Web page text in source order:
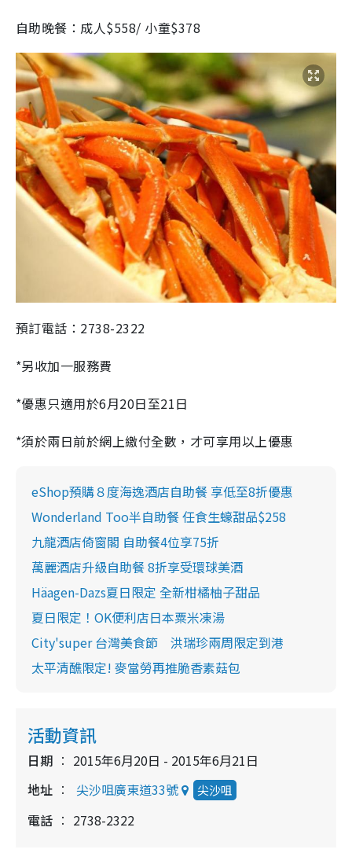
自助晚餐：成人$558/ 小童$378
預訂電話：2738-2322
*另收加一服務費
*優惠只適用於6月20日至21日
*須於兩日前於網上繳付全數，才可享用以上優惠
eShop預購８度海逸酒店自助餐 享低至8折優惠
Wonderland Too半自助餐 任食生蠔甜品$258
九龍酒店倚窗閣 自助餐4位享75折
萬麗酒店升級自助餐 8折享受環球美酒
Häagen-Dazs夏日限定 全新柑橘柚子甜品
夏日限定！OK便利店日本粟米凍湯
City'super 台灣美食節 洪瑞珍兩周限定到港
太平清醮限定! 麥當勞再推脆香素菇包
活動資訊
日期
2015年6月20日 - 2015年6月21日
地址
尖沙咀廣東道33號 尖沙咀
電話 2738-2322